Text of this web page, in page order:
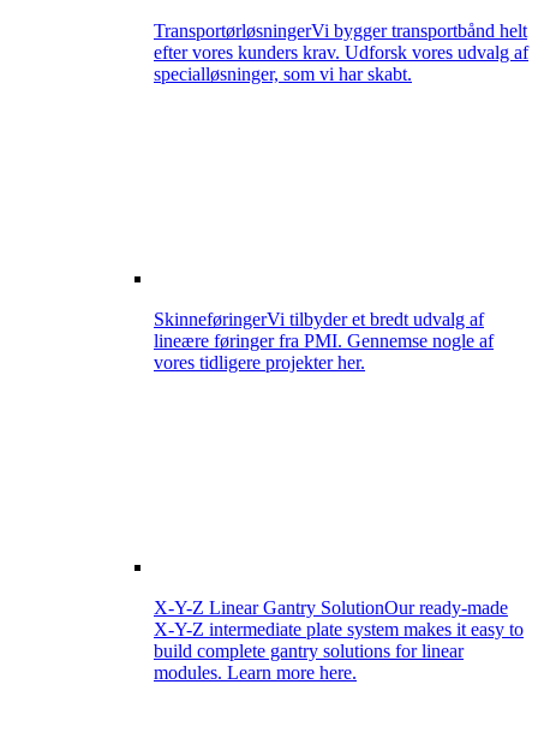
TransportørløsningerVi bygger transportbånd helt
efter vores kunders krav. Udforsk vores udvalg af
specialløsninger, som vi har skabt.
SkinneføringerVi tilbyder et bredt udvalg af
lineære føringer fra PMI. Gennemse nogle af
vores tidligere projekter her.
X-Y-Z Linear Gantry SolutionOur ready-made
X-Y-Z intermediate plate system makes it easy to
build complete gantry solutions for linear
modules. Learn more here.